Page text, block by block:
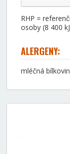
RHP =
osoby (8 400
ALERGENY:
mléčná